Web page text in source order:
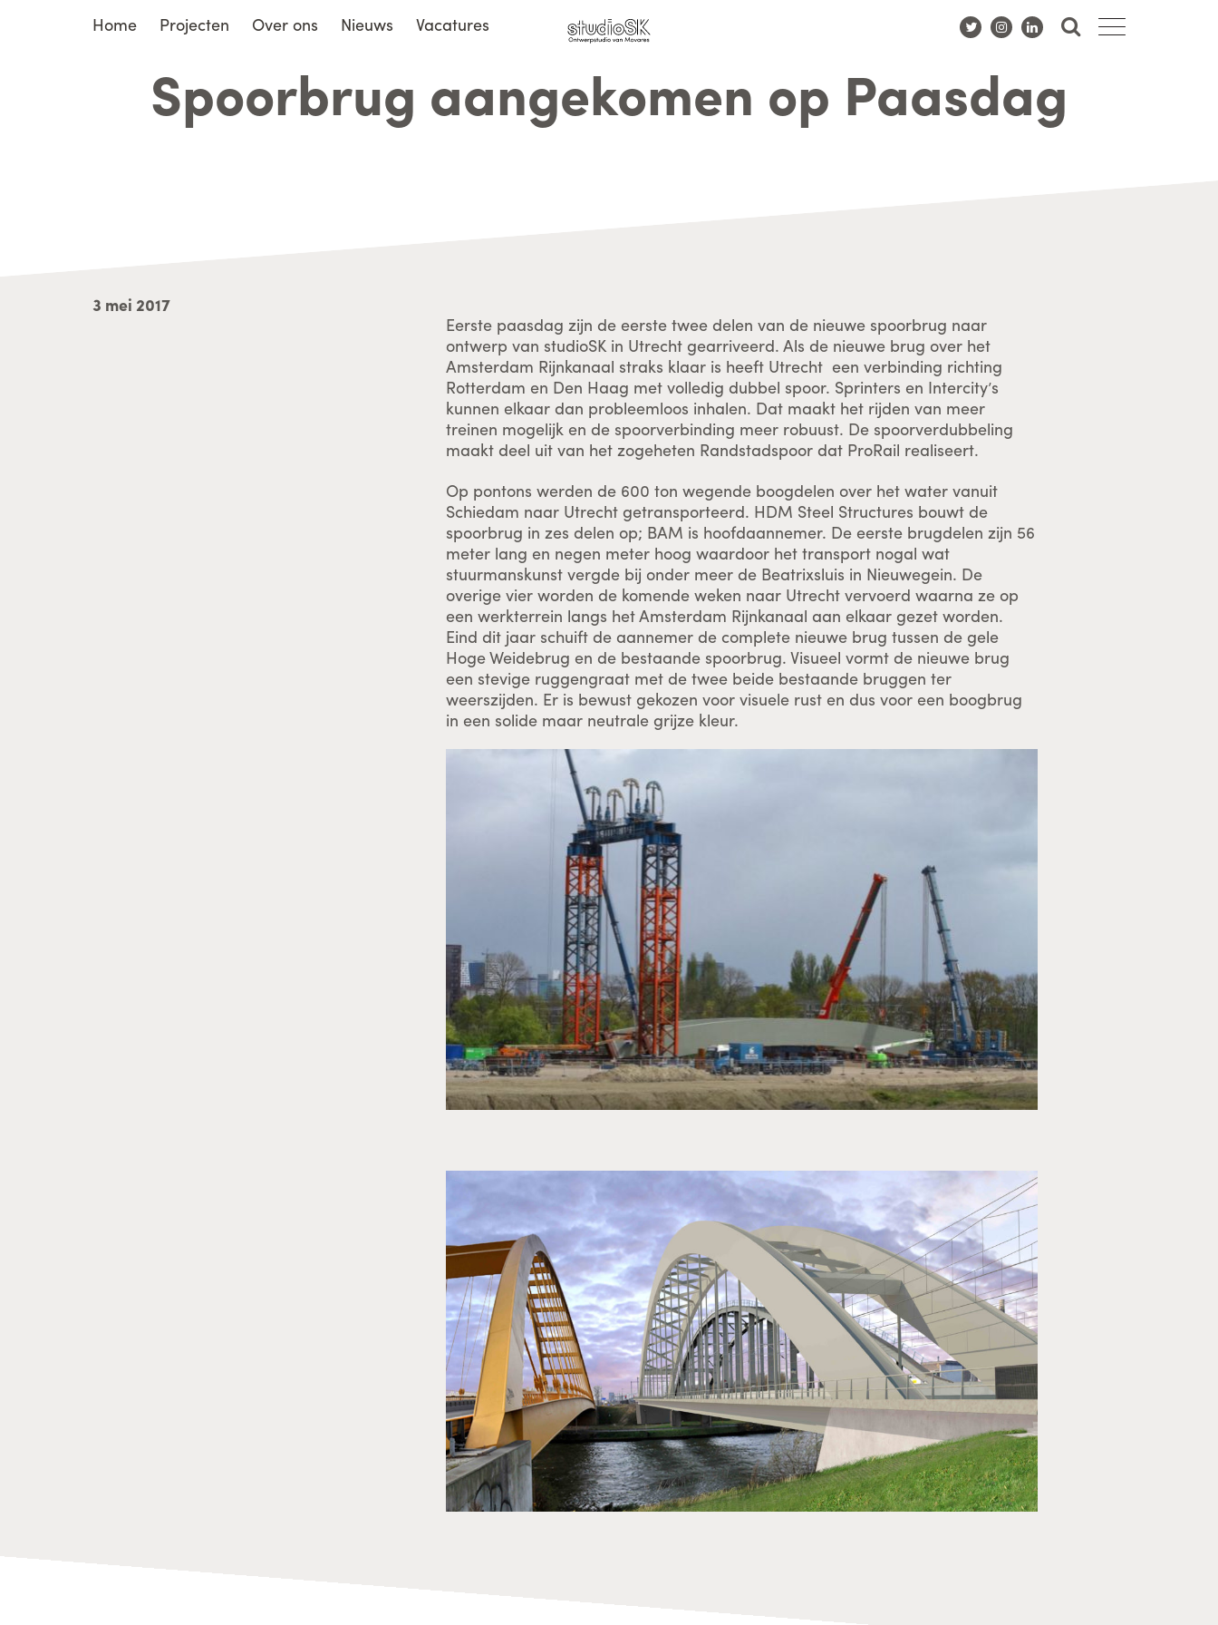
Home Projecten Over ons Nieuws Vacatures
Spoorbrug aangekomen op Paasdag
3 mei 2017
Eerste paasdag zijn de eerste twee delen van de nieuwe spoorbrug naar
ontwerp van studioSK in Utrecht gearriveerd. Als de nieuwe brug over het
Amsterdam Rijnkanaal straks klaar is heeft Utrecht een verbinding richting
Rotterdam en Den Haag met volledig dubbel spoor. Sprinters en Intercity’s
kunnen elkaar dan probleemloos inhalen. Dat maakt het rijden van meer
treinen mogelijk en de spoorverbinding meer robuust. De spoorverdubbeling
maakt deel uit van het zogeheten Randstadspoor dat ProRail realiseert.
Op pontons werden de 600 ton wegende boogdelen over het water vanuit
Schiedam naar Utrecht getransporteerd. HDM Steel Structures bouwt de
spoorbrug in zes delen op; BAM is hoofdaannemer. De eerste brugdelen zijn 56
meter lang en negen meter hoog waardoor het transport nogal wat
stuurmanskunst vergde bij onder meer de Beatrixsluis in Nieuwegein. De
overige vier worden de komende weken naar Utrecht vervoerd waarna ze op
een werkterrein langs het Amsterdam Rijnkanaal aan elkaar gezet worden.
Eind dit jaar schuift de aannemer de complete nieuwe brug tussen de gele
Hoge Weidebrug en de bestaande spoorbrug. Visueel vormt de nieuwe brug
een stevige ruggengraat met de twee beide bestaande bruggen ter
weerszijden. Er is bewust gekozen voor visuele rust en dus voor een boogbrug
in een solide maar neutrale grijze kleur.